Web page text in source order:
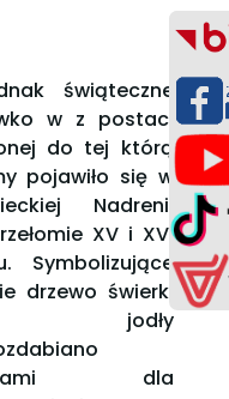
świąteczne
w z postaci
do tej którą
pojawiło się w
Nadrenii
XV i XVI
Symbolizujące
drzewo świerki
jodły
dla